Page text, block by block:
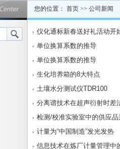
您的位置： 首页 >> 公司新闻
仪化通标新春送好礼活动开
单位换算系数的推导
单位换算系数的推导
生化培养箱的8大特点
土壤水分测试仪TDR100
分离谱技术在超声衍射时差
检测/校准实验室中的供应品
计量为“中国制造”发光发热
信息技术在炼厂计量管理中